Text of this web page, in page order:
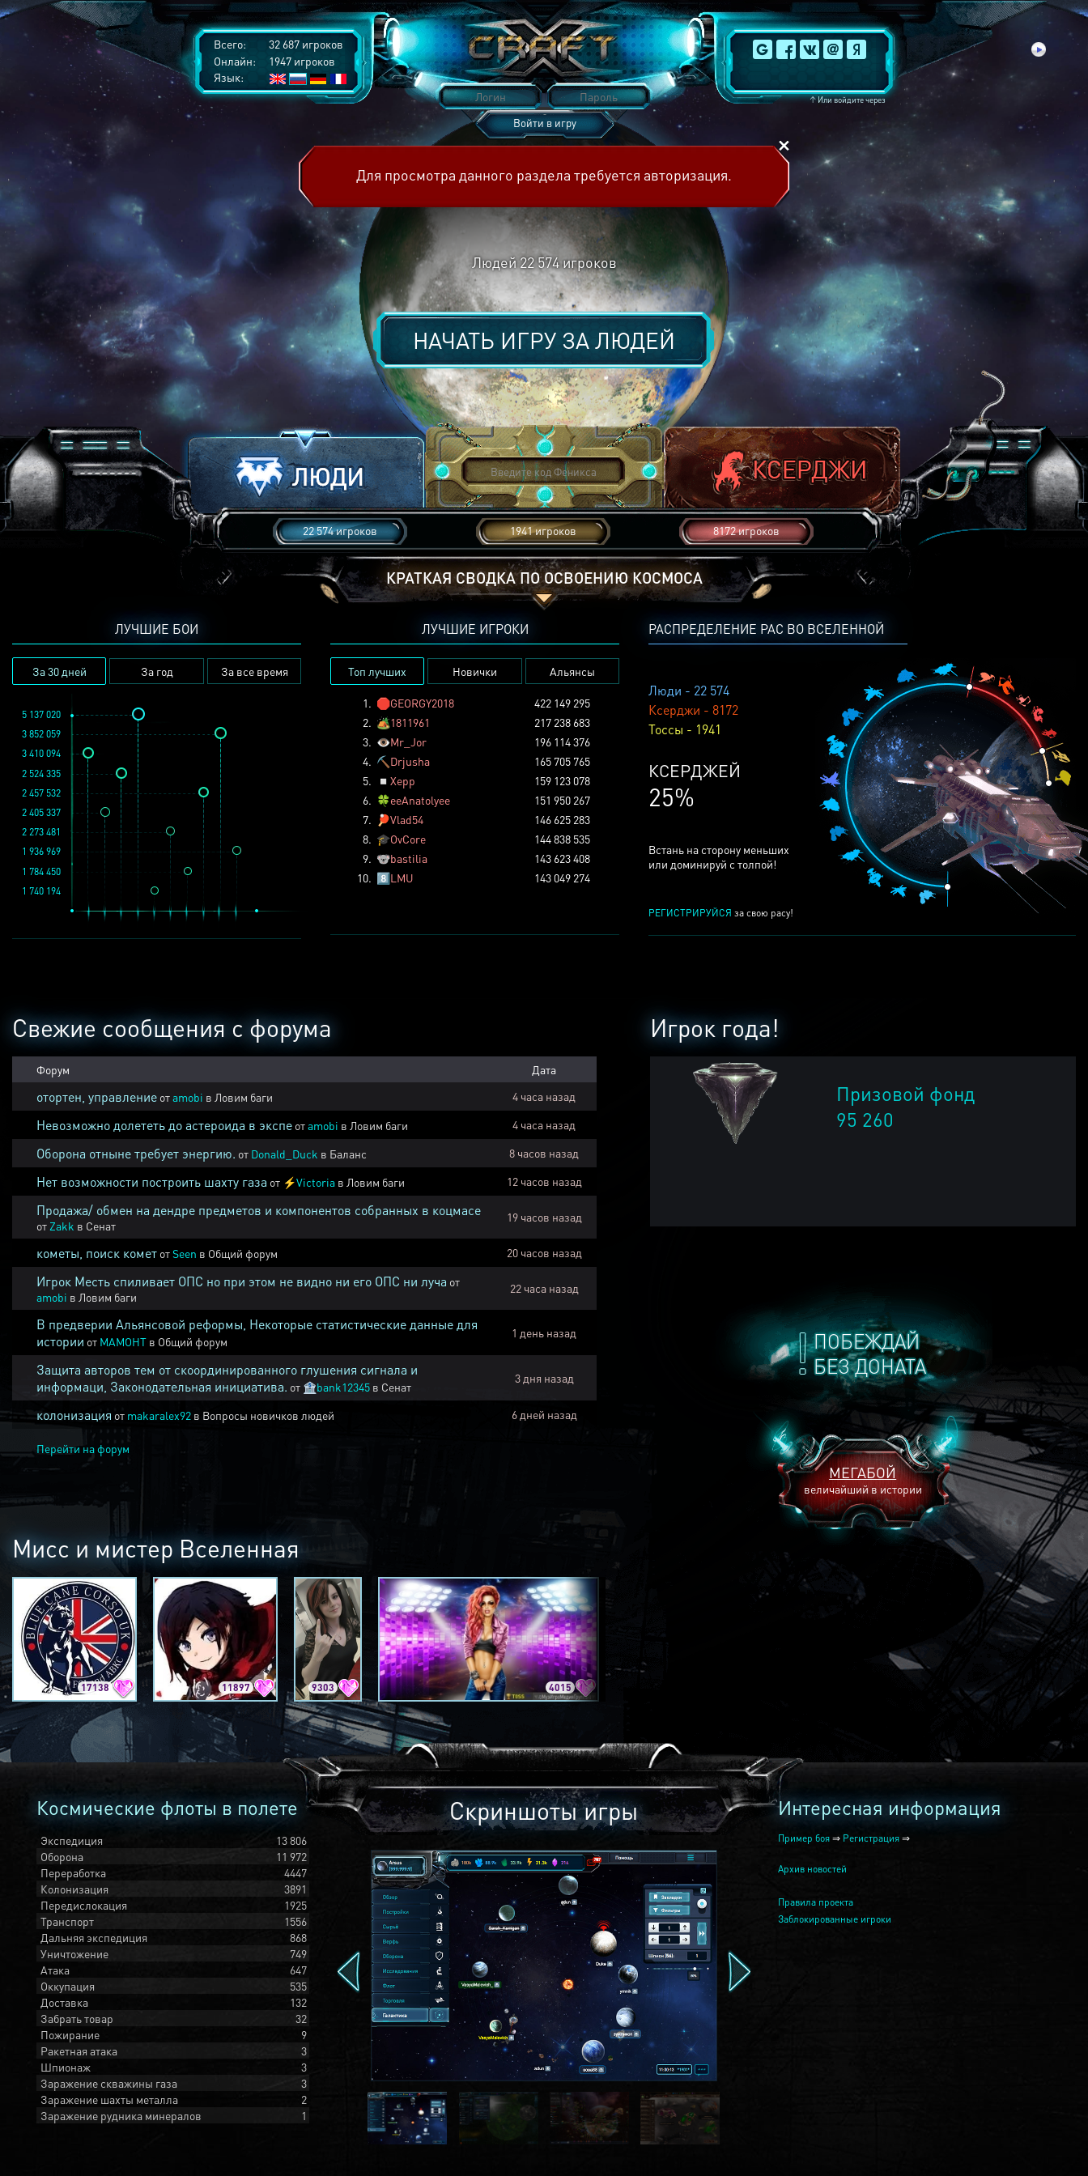
Всего:
32 687 игроков
Онлайн:
1947 игроков
Язык:
↑Или войдите через
Войти в игру
Для просмотра данного раздела требуется авторизация.
Людей 22 574игроков
НАЧАТЬ ИГРУ ЗАЛЮДЕЙ
22 574 игроков 1941 игроков 8172 игроков
КРАТКАЯ СВОДКА ПО ОСВОЕНИЮ КОСМОСА
РАСПРЕДЕЛЕНИЕ РАС ВО ВСЕЛЕННОЙ
Люди - 22 574
Ксерджи - 8172
Тоссы - 1941
КСЕРДЖЕЙ
25%
Встань на сторону меньших
или доминируй с толпой!
РЕГИСТРИРУЙСЯ за свою расу!
ЛУЧШИЕ БОИ
За 30 дней За год За все время
1 936 969
3 852 059
2 457 532
1 784 450
2 273 481
1 740 194
5 137 020
2 524 335
2 405 337
3 410 094
ЛУЧШИЕ ИГРОКИ
Топ лучших Новички Альянсы
1. 🛑GEORGY2018
422 149 295
2. 🏕️1811961
217 238 683
3. 👁️Mr_Jor
196 114 376
4. ⛏️ Drjusha
165 705 765
5.
◽ Xepp
159 123 078
6. 🍀eeAnatolyee
151 950 267
7.
🏓Vlad54
146 625 283
8. 🎓OvCore
144 838 535
9. 🐨bastilia
143 623 408
10. 8️⃣LMU 143 049 274
ПОБЕЖДАЙ
БЕЗ ДОНАТА
МЕГАБОЙ
величайший в истории
Игрок года!
Призовой фонд
95 260
Свежие сообщения с форума
Форум Дата
отортен, управление отamobi в Ловим баги 4 часа назад
Невозможно долететь до астероида в экспе отamobi в Ловим баги 4 часа назад
Оборона отныне требует энергию. от Donald_Duck в Баланс 8 часов назад
Нет возможности построить шахту газа от ⚡Victoria в Ловим баги 12 часов назад
Продажа/ обмен на дендре предметов и компонентов собранных в коцмасе
от Zakk в Сенат
19 часов назад
кометы, поиск комет отSeen в Общий форум 20 часов назад
Игрок Месть спиливает ОПС но при этом не видно ни его ОПС ни луча от
amobi в Ловим баги
22 часа назад
В предверии Альянсовой реформы, Некоторые статистические данные для
истории от MAMOHT в Общий форум
1 день назад
Защита авторов тем от скоординированного глушения сигнала и
информаци, Законодательная инициатива. от 🏦bank12345 в Сенат
3 дня назад
колонизация от makaralex92 в Вопросы новичков людей 6 дней назад
Перейти на форум
Мисс и мистер Вселенная
17138 11897 9303 4015 2240
Космические флоты в полете
Экспедиция
13 806
Оборона
11 972
Переработка
4447
Колонизация
3891
Передислокация
1925
Транспорт
1556
Дальняя экспедиция
868
Уничтожение
749
Атака
647
Оккупация
535
Доставка
132
Забрать товар
32
Пожирание
9
Ракетная атака
3
Шпионаж
3
Заражение скважины газа
3
Заражение шахты металла
2
Заражение рудника минералов
1
Скриншоты игры Интересная информация
Пример боя ⇒ Регистрация ⇒
Архив новостей
Правила проекта
Заблокированные игроки